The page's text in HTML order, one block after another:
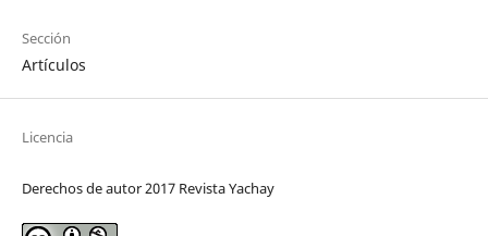
Sección
Artículos
Licencia
Derechos de autor 2017 Revista Yachay